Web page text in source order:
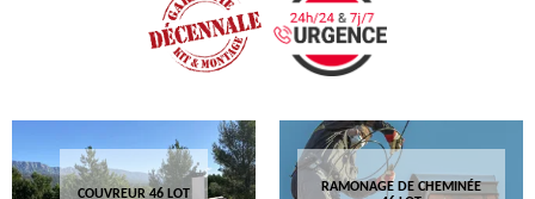
COUVREUR 46 LOT
RAMONAGE DE CHEMINÉE